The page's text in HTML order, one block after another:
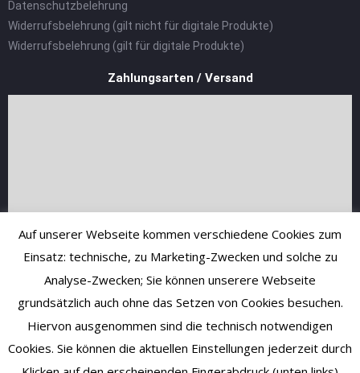
Datenschutzbelehrung
Widerrufsbelehrung (gilt nicht für digitale Produkte)
Widerrufsbelehrung (gilt für digitale Produkte)
Zahlungsarten / Versand
Auf unserer Webseite kommen verschiedene Cookies zum
Einsatz: technische, zu Marketing-Zwecken und solche zu
Analyse-Zwecken; Sie können unserere Webseite
grundsätzlich auch ohne das Setzen von Cookies besuchen.
Hiervon ausgenommen sind die technisch notwendigen
Cookies. Sie können die aktuellen Einstellungen jederzeit durch